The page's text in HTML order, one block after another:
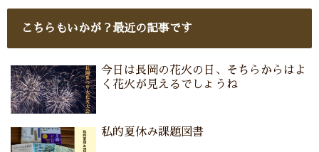
こちらもいかが？最近の記事です
今日は長岡の花火の日、そちらからはよ
く花火が見えるでしょうね
私的夏休み課題図書